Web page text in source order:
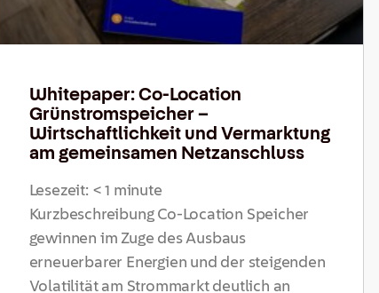
Whitepaper: Co-Location
Grünstromspeicher –
Wirtschaftlichkeit und Vermarktung
am gemeinsamen Netzanschluss
Lesezeit: < 1 minute
Kurzbeschreibung Co-Location Speicher
gewinnen im Zuge des Ausbaus
erneuerbarer Energien und der steigenden
Volatilität am Strommarkt deutlich an